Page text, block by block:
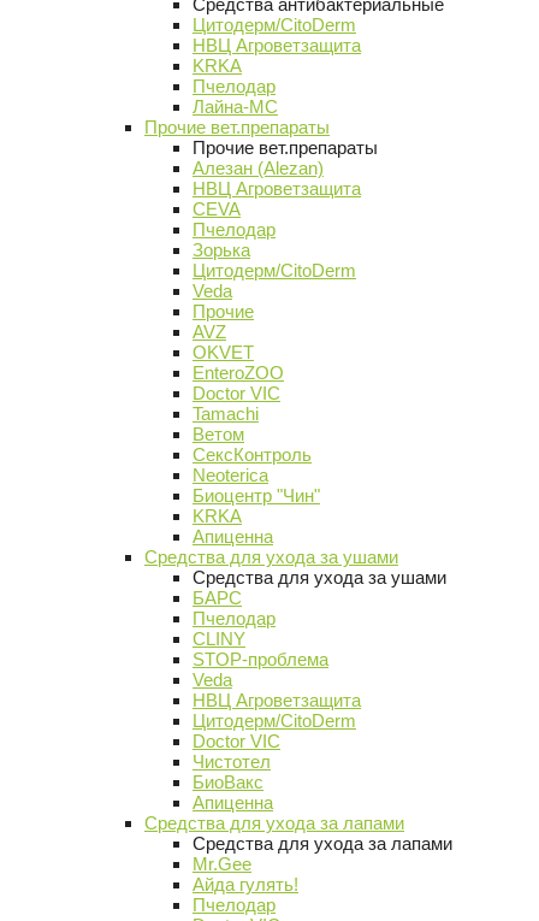
Средства антибактериальные
Цитодерм/CitoDerm
НВЦ Агроветзащита
KRKA
Пчелодар
Лайна-МС
Прочие вет.препараты
Прочие вет.препараты
Алезан (Alezan)
НВЦ Агроветзащита
CEVA
Пчелодар
Зорька
Цитодерм/CitoDerm
Veda
Прочие
AVZ
OKVET
EnteroZOO
Doctor VIC
Tamachi
Ветом
СексКонтроль
Neoterica
Биоцентр "Чин"
KRKA
Апиценна
Средства для ухода за ушами
Средства для ухода за ушами
БАРС
Пчелодар
CLINY
STOP-проблема
Veda
НВЦ Агроветзащита
Цитодерм/CitoDerm
Doctor VIC
Чистотел
БиоВакс
Апиценна
Средства для ухода за лапами
Средства для ухода за лапами
Mr.Gee
Айда гулять!
Пчелодар